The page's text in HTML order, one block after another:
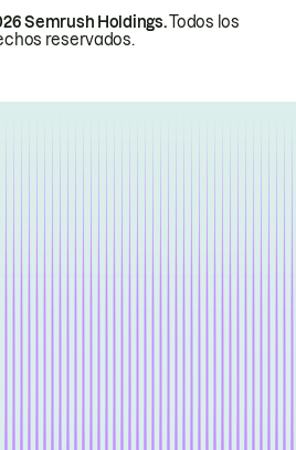
Semrush Holdings.Todos los
reservados.